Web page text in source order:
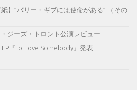
紙】”バリー・ギブには使命がある” （その
ジーズ・トロント公演レビュー
『To Love Somebody』発表